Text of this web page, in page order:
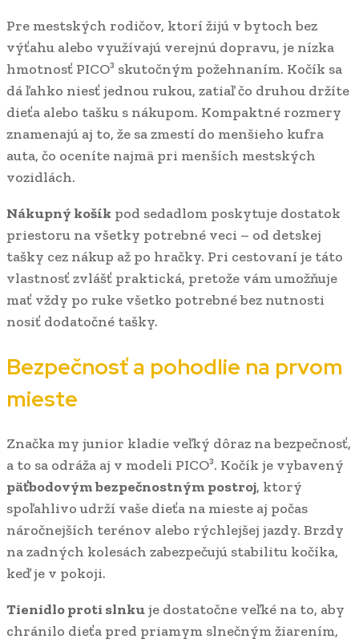
Pre mestských rodičov, ktorí žijú v bytoch bez
výťahu alebo využívajú verejnú dopravu, je nízka
hmotnosť PICO³ skutočným požehnaním. Kočík sa
dá ľahko niesť jednou rukou, zatiaľ čo druhou držíte
dieťa alebo tašku s nákupom. Kompaktné rozmery
znamenajú aj to, že sa zmestí do menšieho kufra
auta, čo oceníte najmä pri menších mestských
vozidlách.
Nákupný košík pod sedadlom poskytuje dostatok
priestoru na všetky potrebné veci – od detskej
tašky cez nákup až po hračky. Pri cestovaní je táto
vlastnosť zvlášť praktická, pretože vám umožňuje
mať vždy po ruke všetko potrebné bez nutnosti
nosiť dodatočné tašky.
Bezpečnosť a pohodlie na prvom
mieste
Značka my junior kladie veľký dôraz na bezpečnosť,
a to sa odráža aj v modeli PICO³. Kočík je vybavený
päťbodovým bezpečnostným postroj, ktorý
spoľahlivo udrží vaše dieťa na mieste aj počas
náročnejších terénov alebo rýchlejšej jazdy. Brzdy
na zadných kolesách zabezpečujú stabilitu kočíka,
keď je v pokoji.
Tienidlo proti slnkuje dostatočne veľké na to, aby
chránilo dieťa pred priamym slnečným žiarením,